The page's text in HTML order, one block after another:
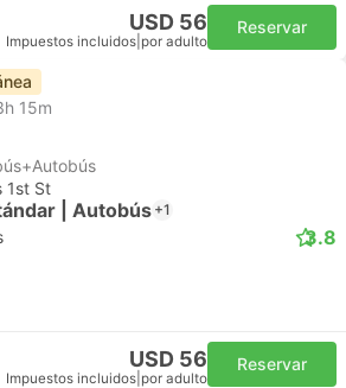
USD 56
Impuestos incluidos por adulto
Reservar
15m
1st St
| Autobús+1
3.8
USD 56
Impuestos incluidos por adulto
Reservar